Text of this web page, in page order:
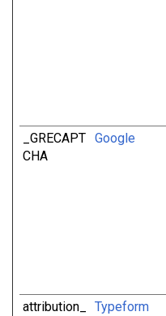
_GRECAPT
CHA
Google
attribution_
Typeform